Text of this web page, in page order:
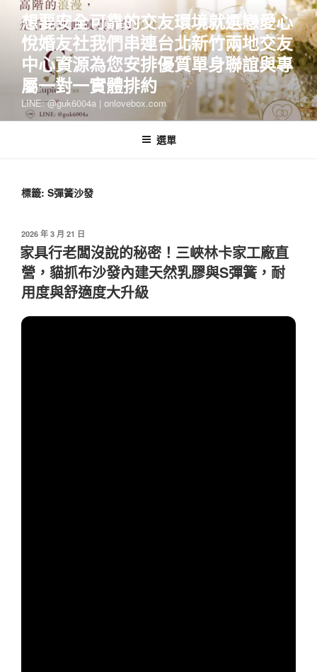
想要安全可靠的交友環境就選戀愛心
悅婚友社我們串連台北新竹兩地交友
中心資源為您安排優質單身聯誼與專
屬一對一實體排約
LINE: @guk6004a | onlovebox.com
選單
標籤: S彈簧沙發
發
佈
於
2026 年 3 月 21 日
家具行老闆沒說的秘密！三峽林卡家工廠直
營，貓抓布沙發內建天然乳膠與S彈簧，耐
用度與舒適度大升級